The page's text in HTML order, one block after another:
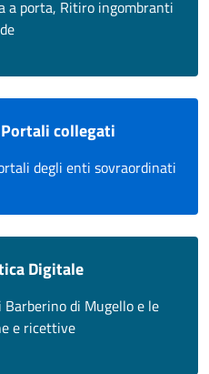
a porta, Ritiro ingombranti
collegati
degli enti sovraordinati
Digitale
di Mugello e le
e ricettive